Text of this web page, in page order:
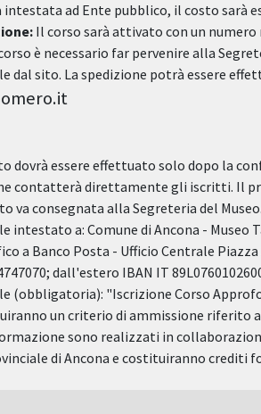
ad Ente pubblico, il costo sarà
Il corso sarà attivato con un
è necessario far pervenire alla
dal sito. La spedizione potrà essere
dovrà essere effettuato solo dopo la
contatterà direttamente gli iscritti. Il
va consegnata alla Segreteria del
intestato a: Comune di Ancona - Museo
a Banco Posta - Ufficio Centrale Piazza
dall'estero IBAN IT
(obbligatoria): "Iscrizione Corso
un criterio di ammissione riferito
sono realizzati in
di Ancona e costituiranno crediti